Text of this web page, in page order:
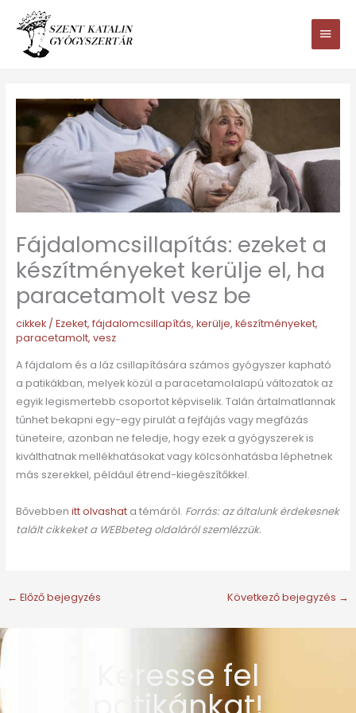
tartalomhoz
Main
Menu
Fájdalomcsillapítás: ezeket a
készítményeket kerülje el, ha
paracetamolt vesz be
cikkek/ Ezeket, fájdalomcsillapítás, kerülje, készítményeket,
paracetamolt, vesz
A fájdalom és a láz csillapítására számos gyógyszer kapható
a patikákban, melyek közül a paracetamolalapú változatok az
egyik legismertebb csoportot képviselik. Talán ártalmatlannak
tűnhet bekapni egy-egy pirulát a fejfájás vagy megfázás
tüneteire, azonban ne feledje, hogy ezek a gyógyszerek is
kiválthatnak mellékhatásokat vagy kölcsönhatásba léphetnek
más szerekkel, például étrend-kiegészítőkkel.
Bővebben itt olvashat a témáról. Forrás: az általunk érdekesnek
talált cikkeket a WEBbeteg oldaláról szemlézzük.
← Előző bejegyzés Következő bejegyzés →
Keresse fel